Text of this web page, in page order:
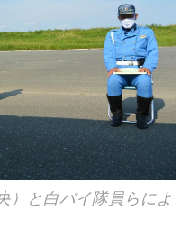
）と白バイ隊員らによ